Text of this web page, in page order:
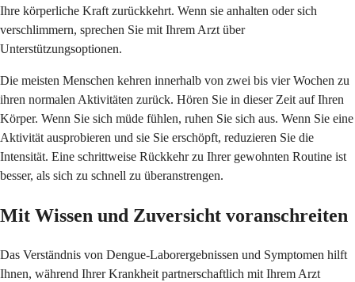
Ihre körperliche Kraft zurückkehrt. Wenn sie anhalten oder sich
verschlimmern, sprechen Sie mit Ihrem Arzt über
Unterstützungsoptionen.
Die meisten Menschen kehren innerhalb von zwei bis vier Wochen zu
ihren normalen Aktivitäten zurück. Hören Sie in dieser Zeit auf Ihren
Körper. Wenn Sie sich müde fühlen, ruhen Sie sich aus. Wenn Sie eine
Aktivität ausprobieren und sie Sie erschöpft, reduzieren Sie die
Intensität. Eine schrittweise Rückkehr zu Ihrer gewohnten Routine ist
besser, als sich zu schnell zu überanstrengen.
Mit Wissen und Zuversicht voranschreiten
Das Verständnis von Dengue-Laborergebnissen und Symptomen hilft
Ihnen, während Ihrer Krankheit partnerschaftlich mit Ihrem Arzt